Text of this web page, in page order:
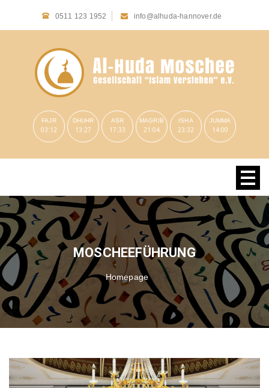
0511 123 1952 info@alhuda-hannover.de
FAJR
03:12
DHUHR
13:27
ASR
17:33
MAGRIB
21:04
ISHA
23:32
JUMMA
14:00
MOSCHEEFÜHRUNG
Homepage